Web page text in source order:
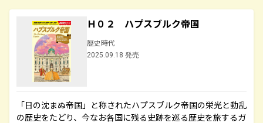
Ｈ０２ ハプスブルク帝国
歴史時代
2025.09.18 発売
「日の沈まぬ帝国」と称されたハプスブルク帝国の栄光と動乱
の歴史をたどり、今なお各国に残る史跡を巡る歴史を旅するガ